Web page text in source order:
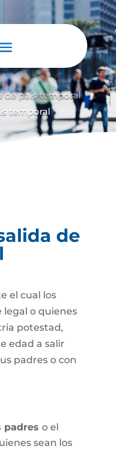
de país temporal
temporal
de
el cual los
o quienes
potestad,
edad a salir
padres o con
padres o el
sean los